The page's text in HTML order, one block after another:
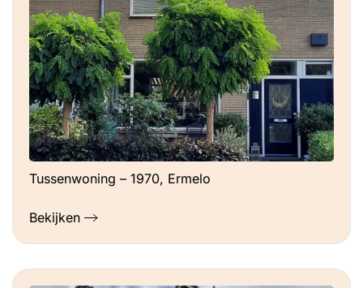
Tussenwoning – 1970, Ermelo
Bekijken